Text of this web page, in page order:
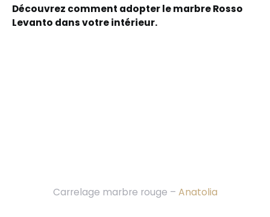
Découvrez comment adopter le marbre Rosso
Levanto dans votre intérieur.
Carrelage marbre rouge – Anatolia